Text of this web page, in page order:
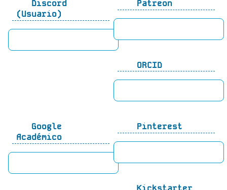
Discord
(Usuario)
Patreon
ORCID
Google
Académico
Pinterest